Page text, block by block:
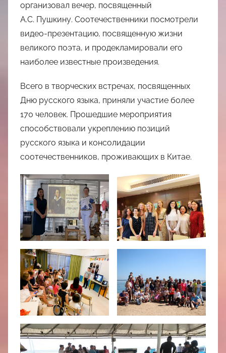
организовал вечер, посвященный
А.С. Пушкину. Соотечественники посмотрели
видео-презентацию, посвященную жизни
великого поэта, и продекламировали его
наиболее известные произведения.
Всего в творческих встречах, посвященных
Дню русского языка, приняли участие более
170 человек. Прошедшие мероприятия
способствовали укреплению позиций
русского языка и консолидации
соотечественников, проживающих в Китае.